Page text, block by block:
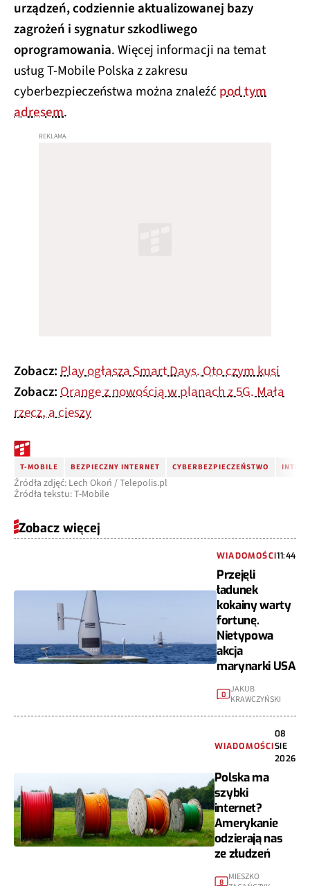
urządzeń, codziennie aktualizowanej bazy
zagrożeń i sygnatur szkodliwego
oprogramowania. Więcej informacji na temat
usług T-Mobile Polska z zakresu
cyberbezpieczeństwa można znaleźć pod tym
adresem.
Zobacz:Play ogłasza Smart Days. Oto czym kusi
Zobacz:Orange z nowością w planach z 5G. Mała
rzecz, a cieszy
T-MOBILE BEZPIECZNY INTERNET CYBERBEZPIECZEŃSTWO
Źródła zdjęć: Lech Okoń / Telepolis.pl
Źródła tekstu: T-Mobile
Zobacz więcej
WIADOMOŚCI11:44
Przejęli
ładunek
kokainy warty
fortunę.
Nietypowa
akcja
marynarki USA
0 JAKUB
KRAWCZYŃSKI
WIADOMOŚCI
08
SIE
2026
Polska ma
szybki
internet?
Amerykanie
odzierają nas
ze złudzeń
8 MIESZKO